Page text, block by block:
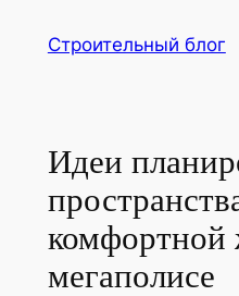
Строительный блог
Идеи
комфортной
мегаполисе